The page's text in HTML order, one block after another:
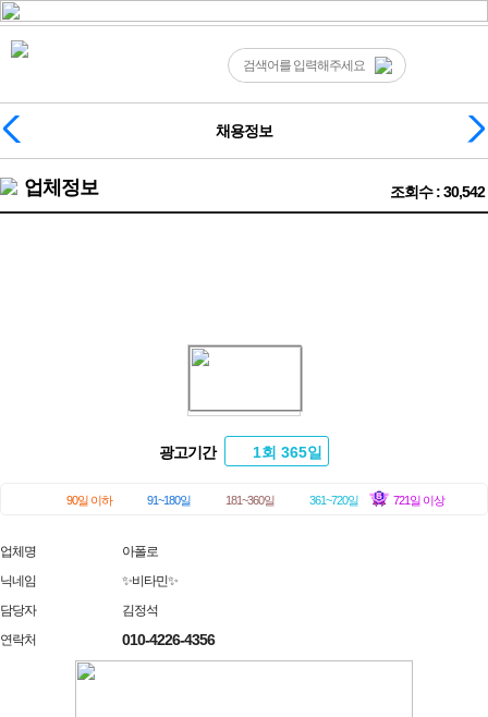
채용정보
업체정보 조회수 : 30,542
광고기간 1회 365일
90일 이하 91~180일 181~360일 361~720일 721일 이상
업체명
아폴로
닉네임
✨비타민✨
담당자
김정석
연락처
010-4226-4356